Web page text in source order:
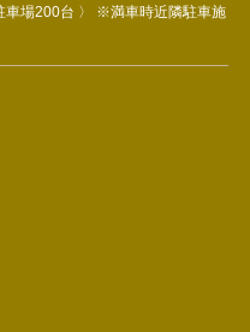
車場200台 〉 ※満車時近隣駐車施